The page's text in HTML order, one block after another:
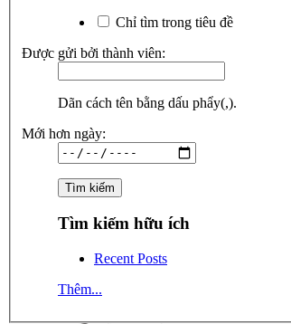
Chỉ tìm trong tiêu đề
Được gửi bởi thành viên:
Dãn cách tên bằng dấu phẩy(,).
Mới hơn ngày:
Tìm kiếm hữu ích
Recent Posts
Thêm...